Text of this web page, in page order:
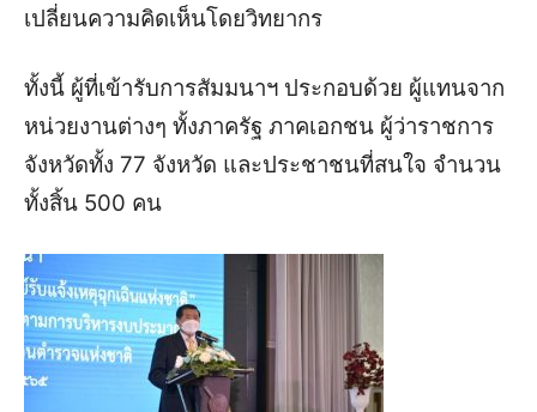
เปลี่ยนความคิดเห็นโดยวิทยากร
ทั้งนี้ ผู้ที่เข้ารับการสัมมนาฯ ประกอบด้วย ผู้แทนจาก
หน่วยงานต่างๆ ทั้งภาครัฐ ภาคเอกชน ผู้ว่าราชการ
จังหวัดทั้ง 77 จังหวัด และประชาชนที่สนใจ จำนวน
ทั้งสิ้น 500 คน